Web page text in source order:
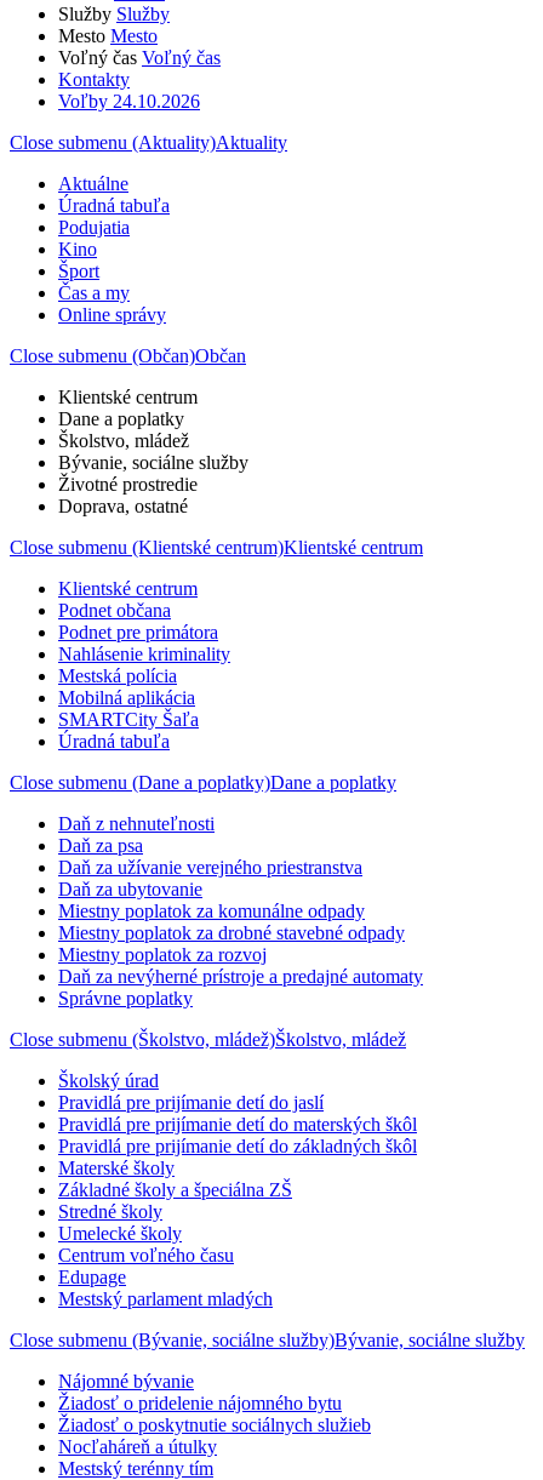
Služby Služby
Mesto Mesto
Voľný čas Voľný čas
Kontakty
Voľby 24.10.2026
Close submenu (Aktuality)Aktuality
Aktuálne
Úradná tabuľa
Podujatia
Kino
Šport
Čas a my
Online správy
Close submenu (Občan)Občan
Klientské centrum
Dane a poplatky
Školstvo, mládež
Bývanie, sociálne služby
Životné prostredie
Doprava, ostatné
Close submenu (Klientské centrum)Klientské centrum
Klientské centrum
Podnet občana
Podnet pre primátora
Nahlásenie kriminality
Mestská polícia
Mobilná aplikácia
SMARTCity Šaľa
Úradná tabuľa
Close submenu (Dane a poplatky)Dane a poplatky
Daň z nehnuteľnosti
Daň za psa
Daň za užívanie verejného priestranstva
Daň za ubytovanie
Miestny poplatok za komunálne odpady
Miestny poplatok za drobné stavebné odpady
Miestny poplatok za rozvoj
Daň za nevýherné prístroje a predajné automaty
Správne poplatky
Close submenu (Školstvo, mládež)Školstvo, mládež
Školský úrad
Pravidlá pre prijímanie detí do jaslí
Pravidlá pre prijímanie detí do materských škôl
Pravidlá pre prijímanie detí do základných škôl
Materské školy
Základné školy a špeciálna ZŠ
Stredné školy
Umelecké školy
Centrum voľného času
Edupage
Mestský parlament mladých
Close submenu (Bývanie, sociálne služby)Bývanie, sociálne služby
Nájomné bývanie
Žiadosť o pridelenie nájomného bytu
Žiadosť o poskytnutie sociálnych služieb
Nocľaháreň a útulky
Mestský terénny tím